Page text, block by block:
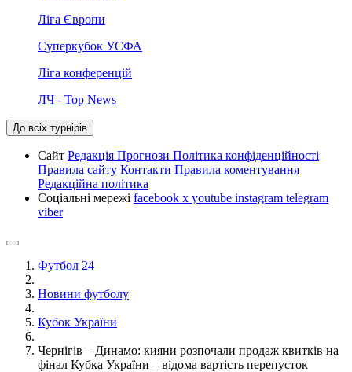
Ліга Європи
Суперкубок УЄФА
Ліга конференцій
ЛЧ - Top News
До всіх турнірів
Сайт Редакція Прогнози Політика конфіденційності
Правила сайту Контакти Правила коментування
Редакційна політика
Соціальні мережі facebook x youtube instagram telegram
viber
Футбол 24
Новини футболу
Кубок України
Чернігів – Динамо: кияни розпочали продаж квитків на
фінал Кубка України – відома вартість перепусток